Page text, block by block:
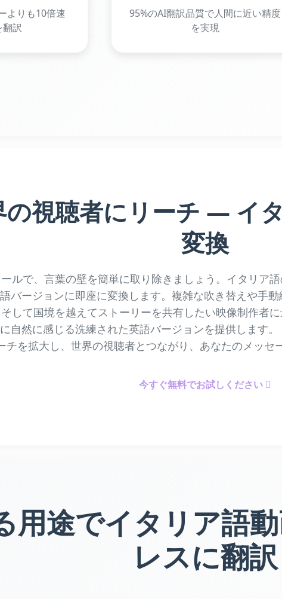
よりも10倍速
訳
95%のAI翻訳品質で人間に近い精度
を実現
視聴者にリーチ — イ
変換
ルで、言葉の壁を簡単に取り除きましょう。イタリア
バージョンに即座に変換します。複雑な吹き替えや手
して国境を越えてストーリーを共有したい映像制作者
自然に感じる洗練された英語バージョンを提供します
チを拡大し、世界の視聴者とつながり、あなたのメッセ
今すぐ無料でお試しください
用途でイタリア語
レスに翻訳